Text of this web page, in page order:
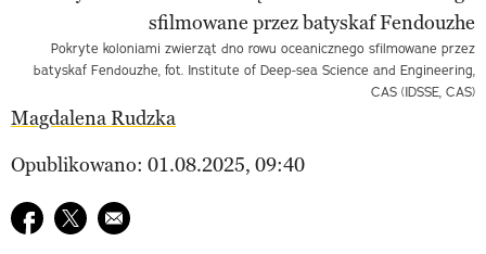
Pokryte koloniami zwierząt dno rowu oceanicznego sfilmowane przez
batyskaf Fendouzhe, fot. Institute of Deep-sea Science and Engineering,
CAS (IDSSE, CAS)
Magdalena Rudzka
Opublikowano: 01.08.2025, 09:40
Udostępnij na facebook
Udostępnij na twitter
E-mail do przyjaciela